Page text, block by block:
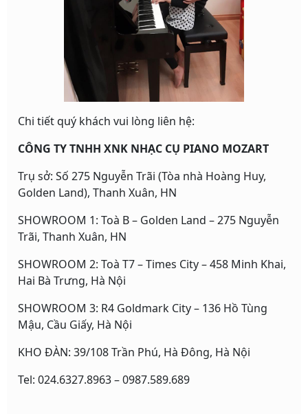
Chi tiết quý khách vui lòng liên hệ:
CÔNG TY TNHH XNK NHẠC CỤ PIANO MOZART
Trụ sở: Số 275 Nguyễn Trãi (Tòa nhà Hoàng Huy,
Golden Land), Thanh Xuân, HN
SHOWROOM 1: Toà B – Golden Land – 275 Nguyễn
Trãi, Thanh Xuân, HN
SHOWROOM 2: Toà T7 – Times City – 458 Minh Khai,
Hai Bà Trưng, Hà Nội
SHOWROOM 3: R4 Goldmark City – 136 Hồ Tùng
Mậu, Cầu Giấy, Hà Nội
KHO ĐÀN: 39/108 Trần Phú, Hà Đông, Hà Nội
Tel: 024.6327.8963 – 0987.589.689